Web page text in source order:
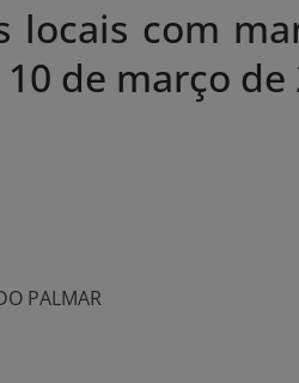
locais com
de março de
PALMAR